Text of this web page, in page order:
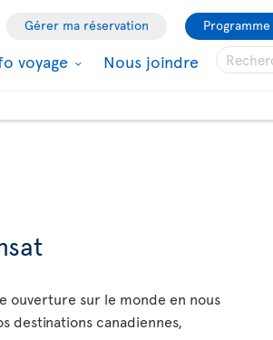
Gérer ma réservation
voyage Nous joindre
ouverture sur le monde en nous
destinations canadiennes,